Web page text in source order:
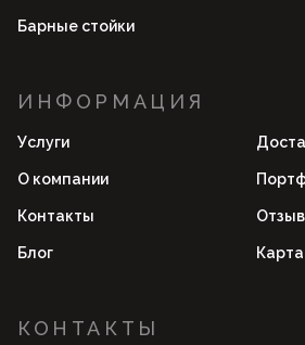
Барные стойки
ИНФОРМАЦИЯ
Услуги
О компании
Контакты
Блог
КОНТАКТЫ